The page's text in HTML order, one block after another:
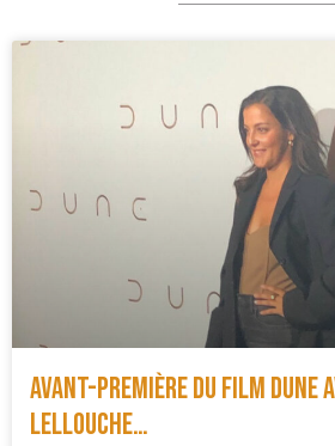
Avant-première du film DUNE
Lellouche…